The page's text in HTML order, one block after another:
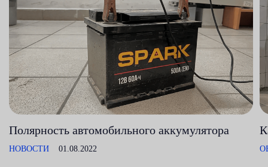
Полярность автомобильного аккумулятора
НОВОСТИ 01.08.2022